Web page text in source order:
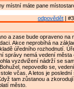
místní máte pane
odpovědět |
a zase bude opraveno na
Akce neprobíhá na
úředního rozhodnutí.
správy nemá vedení města
vyzdvižení nádrží se
nepovedlo se,
včas. A letos je
tam zůstanou a
město.